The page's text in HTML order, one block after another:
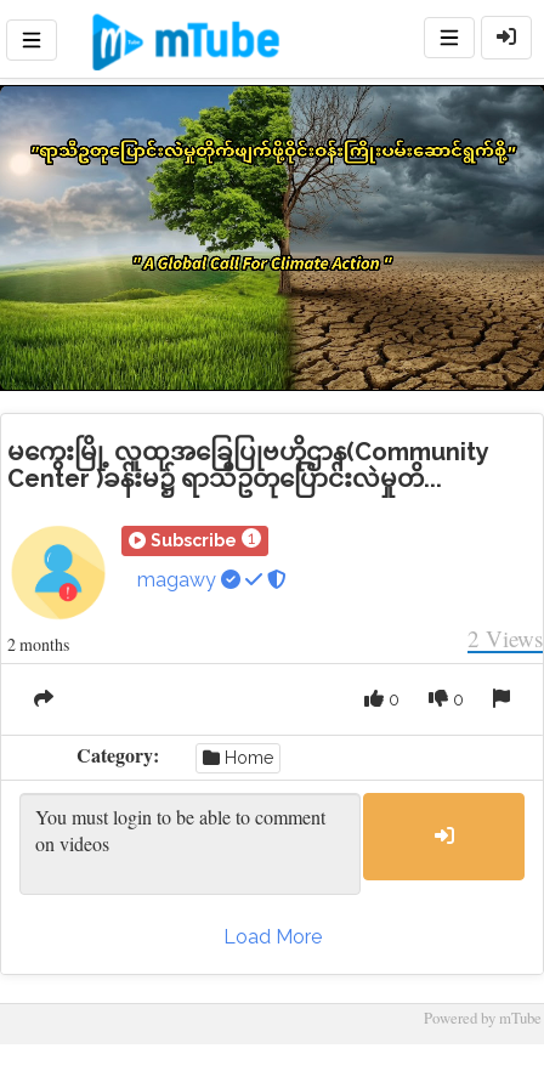
Mute Loaded:
25.17%
Playback
Rate
မကွေးမြို့ လူထုအခြေပြုဗဟိုဌာန(Community
Center )ခန်းမ၌ ရာသီဥတုပြောင်းလဲမှုတိ...
Subscribe 1
magawy
2 months 2 Views
0
0
Category: Home
Load More
Powered by mTube